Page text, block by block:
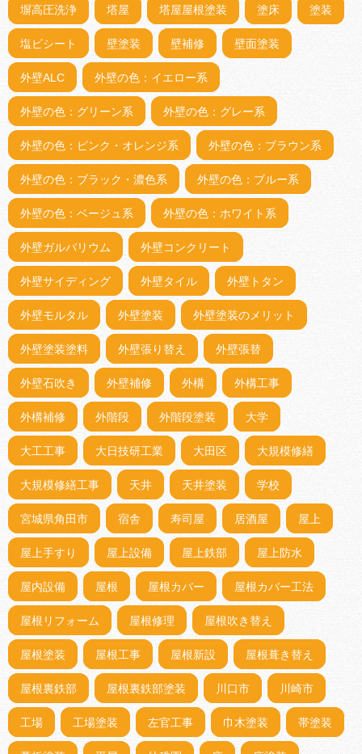
塀高圧洗浄 塔屋 塔屋屋根塗装 塗床 塗装
塩ビシート 壁塗装 壁補修 壁面塗装
外壁ALC 外壁の色：イエロー系
外壁の色：グリーン系 外壁の色：グレー系
外壁の色：ピンク・オレンジ系 外壁の色：ブラウン系
外壁の色：ブラック・濃色系 外壁の色：ブルー系
外壁の色：ベージュ系 外壁の色：ホワイト系
外壁ガルバリウム 外壁コンクリート
外壁サイディング 外壁タイル 外壁トタン
外壁モルタル 外壁塗装 外壁塗装のメリット
外壁塗装塗料 外壁張り替え 外壁張替
外壁石吹き 外壁補修 外構 外構工事
外構補修 外階段 外階段塗装 大学
大工工事 大日技研工業 大田区 大規模修繕
大規模修繕工事 天井 天井塗装 学校
宮城県角田市 宿舎 寿司屋 居酒屋 屋上
屋上手すり 屋上設備 屋上鉄部 屋上防水
屋内設備 屋根 屋根カバー 屋根カバー工法
屋根リフォーム 屋根修理 屋根吹き替え
屋根塗装 屋根工事 屋根新設 屋根葺き替え
屋根裏鉄部 屋根裏鉄部塗装 川口市 川崎市
工場 工場塗装 左官工事 巾木塗装 帯塗装